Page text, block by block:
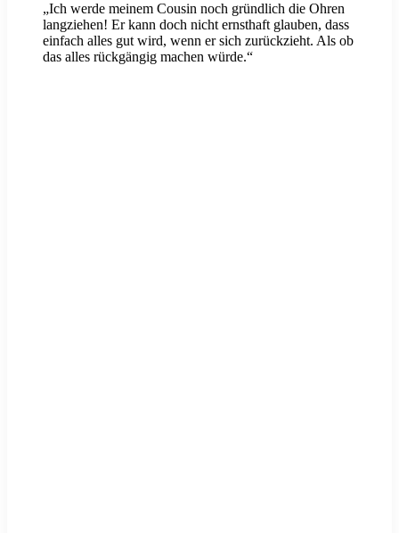
„Ich werde meinem Cousin noch gründlich die Ohren
langziehen! Er kann doch nicht ernsthaft glauben, dass
einfach alles gut wird, wenn er sich zurückzieht. Als ob
das alles rückgängig machen würde.“